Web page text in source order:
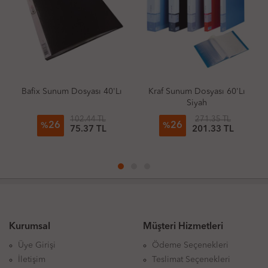
Bafix Sunum Dosyası 40'Lı
%26
102.44 TL
75.37 TL
Kraf Sunum Dosyası 60'Lı
Siyah
%26
271.35 TL
201.33 TL
Kurumsal
Üye Girişi
İletişim
Müşteri Hizmetleri
Ödeme Seçenekleri
Teslimat Seçenekleri